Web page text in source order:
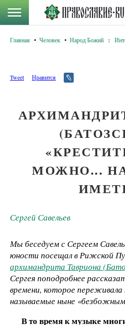
Главная Человек Народ Божий :
Tweet Нравится
МОЖНО...
Сергей Савельев
Мы беседуем с Сергеем
юности посещал в Рижской
архимандрита Тавриона
Сергея поподробнее
времени, которое
называемые ныне
В то время к музыке